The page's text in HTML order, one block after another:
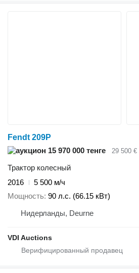
Fendt 209P
15 970 000 тенге
29 500 €
Трактор колесный
2016
5 500 м/ч
Мощность 90 л.с. (66.15 кВт)
Нидерланды, Deurne
VDI Auctions